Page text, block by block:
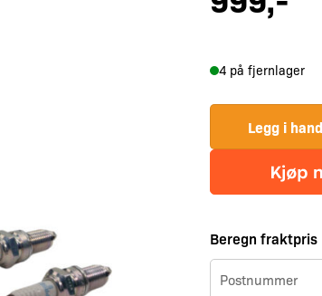
4 på fjernlager
Legg i
Beregn fraktpris